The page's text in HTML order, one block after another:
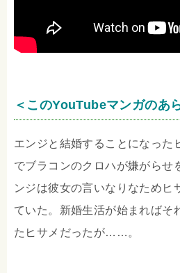
＜このYouTubeマンガのあ
エンジと結婚することになった
でブラコンのクロハが嫌がらせ
ンジは彼女の言いなりなためヒ
ていた。新婚生活が始まればそ
たヒサメだったが……。